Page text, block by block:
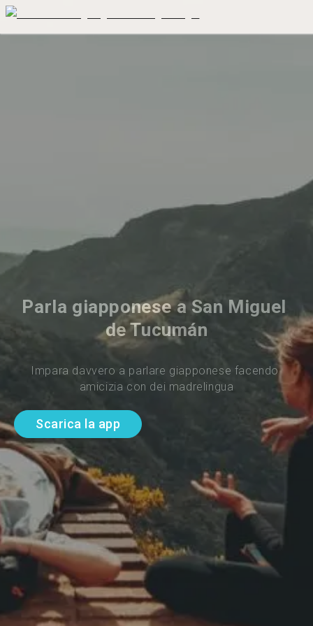
Parla giapponese a San Miguel
de Tucumán
Impara davvero a parlare giapponese facendo
amicizia con dei madrelingua
Scarica la app